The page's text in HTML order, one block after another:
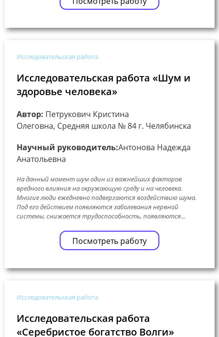
Исследовательская работа
Исследовательская работа «Шум и
здоровье человека»
Автор: Петрукович Кристина
Олеговна, Средняя школа № 84 г. Челябинска
Научный руководитель:Антонова Надежда
Анатольевна
На данный момент шум один из важнейших факторов
вредного влияния на окружающую среду и на человека.
Многие люди ежедневно подвергаются воздействию шума.
Под его действием появляются заболевания нервной
системы, снижается трудоспособность, появляются...
Посмотреть работу
Исследовательская работа
Исследовательская работа
«Серебристое богатство Волги»